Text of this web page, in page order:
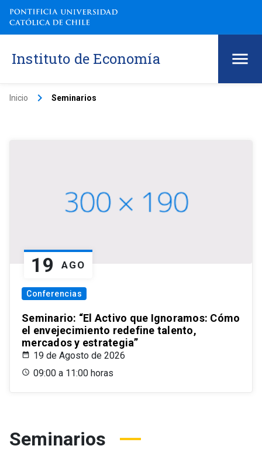
Instituto de Economía
Inicio keyboard_arrow_right Seminarios
19 AGO
Conferencias
Seminario: “El Activo que Ignoramos: Cómo
el envejecimiento redefine talento,
mercados y estrategia”
19 de Agosto de 2026
09:00 a 11:00 horas
Seminarios